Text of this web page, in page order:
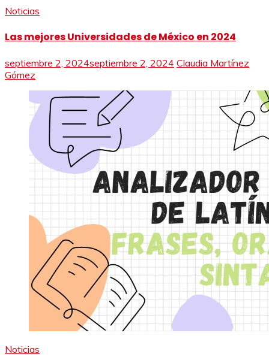
Noticias
Las mejores Universidades de México en 2024
septiembre 2, 2024septiembre 2, 2024 Claudia Martínez
Gómez
Noticias